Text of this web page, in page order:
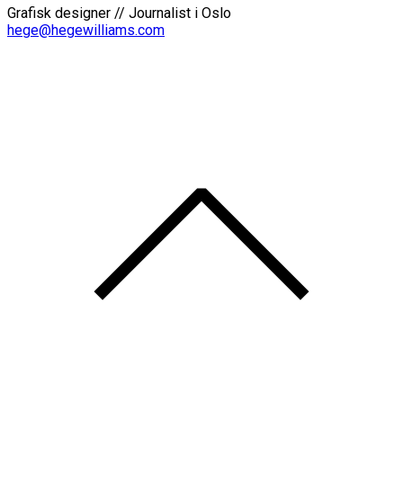
Grafisk designer // Journalist i Oslo
hege@hegewilliams.com